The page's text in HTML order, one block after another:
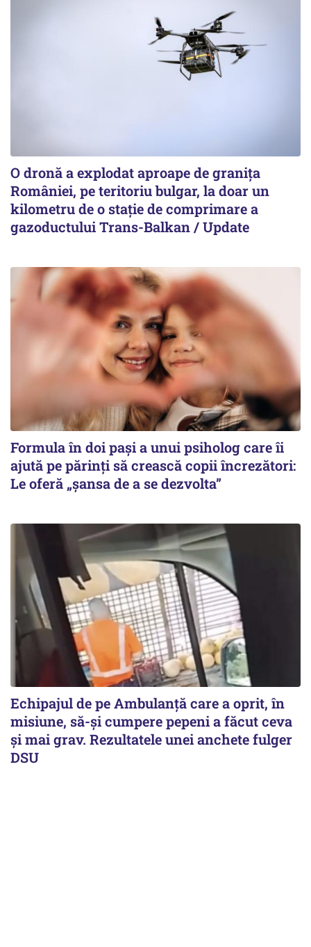
O dronă a explodat aproape de granița
României, pe teritoriu bulgar, la doar un
kilometru de o stație de comprimare a
gazoductului Trans-Balkan / Update
Formula în doi pași a unui psiholog care îi
ajută pe părinți să crească copii încrezători:
Le oferă „șansa de a se dezvolta”
Echipajul de pe Ambulanță care a oprit, în
misiune, să-și cumpere pepeni a făcut ceva
și mai grav. Rezultatele unei anchete fulger
DSU